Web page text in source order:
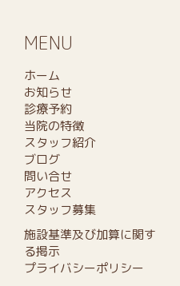
MENU
ホーム
お知らせ
診療予約
当院の特徴
スタッフ紹介
ブログ
問い合せ
アクセス
スタッフ募集
施設基準及び加算に関す
る掲示
プライバシーポリシー